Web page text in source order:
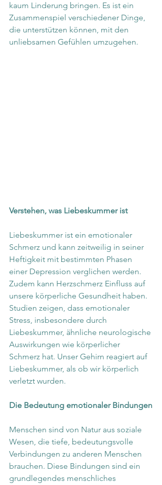
kaum Linderung bringen. Es ist ein
Zusammenspiel verschiedener Dinge,
die unterstützen können, mit den
unliebsamen Gefühlen umzugehen.
Verstehen, was Liebeskummer ist
Liebeskummer ist ein emotionaler
Schmerz und kann zeitweilig in seiner
Heftigkeit mit bestimmten Phasen
einer Depression verglichen werden.
Zudem kann Herzschmerz Einfluss auf
unsere körperliche Gesundheit haben.
Studien zeigen, dass emotionaler
Stress, insbesondere durch
Liebeskummer, ähnliche neurologische
Auswirkungen wie körperlicher
Schmerz hat. Unser Gehirn reagiert auf
Liebeskummer, als ob wir körperlich
verletzt wurden.
Die Bedeutung emotionaler Bindungen
Menschen sind von Natur aus soziale
Wesen, die tiefe, bedeutungsvolle
Verbindungen zu anderen Menschen
brauchen. Diese Bindungen sind ein
grundlegendes menschliches